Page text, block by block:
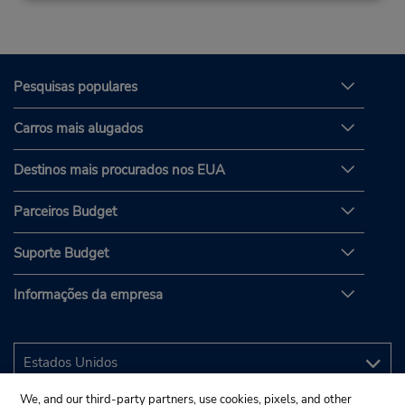
Pesquisas populares
Carros mais alugados
Destinos mais procurados nos EUA
Parceiros Budget
Suporte Budget
Informações da empresa
We, and our third-party partners, use cookies, pixels, and other